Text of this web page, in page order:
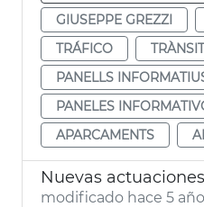
GIUSEPPE GREZZI
TRÁFICO
TRÀNSIT
PANELLS
PANELES
APARCAMENTS
Nuevas
modificado hace 5